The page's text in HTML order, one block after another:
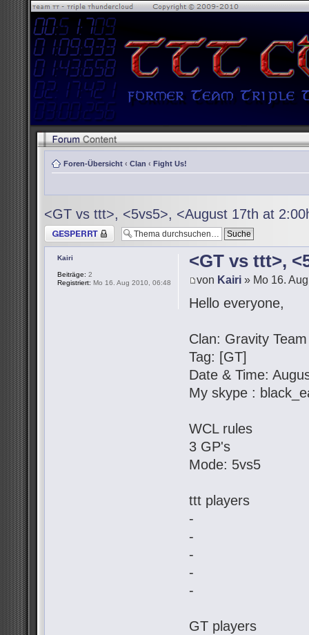
Foren-Übersicht ‹ Clan ‹ Fight Us!
<GT vs ttt>, <5vs5>, <August 17th at
Thema gesperrt
<GT vs ttt>,
von Kairi » Mo 16.
Hello everyone,
Clan: Gravity Team
Tag: [GT]
Date & Time:
My skype :
WCL rules
3 GP's
Mode: 5vs5
ttt players
-
-
-
-
-
GT players
Kairi
Beiträge: 2
Registriert: Mo 16. Aug 2010, 06:48